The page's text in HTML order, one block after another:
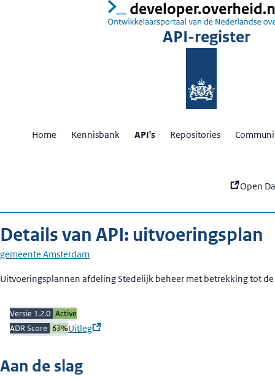
API-register:
Home Kennisbank API's Repositories
Open
Details van API: uitvoeringsplan
gemeente Amsterdam
Beschrijving
Uitvoeringsplannen afdeling Stedelijk beheer met betrekking tot
Versie 1.2.0 Active
ADR Score 63%Uitleg
Aan de slag